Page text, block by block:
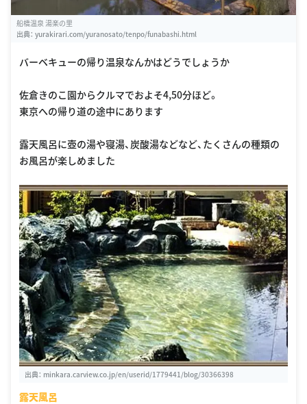
船橋温泉 湯楽の里
出典： yurakirari.com/yuranosato/tenpo/funabashi.html
バーベキューの帰り温泉なんかはどうでしょうか
佐倉きのこ園からクルマでおよそ4,50分ほど。
東京への帰り道の途中にあります
露天風呂に壺の湯や寝湯、炭酸湯などなど、たくさんの種類の
お風呂が楽しめました
出典： minkara.carview.co.jp/en/userid/1779441/blog/30366398
露天風呂